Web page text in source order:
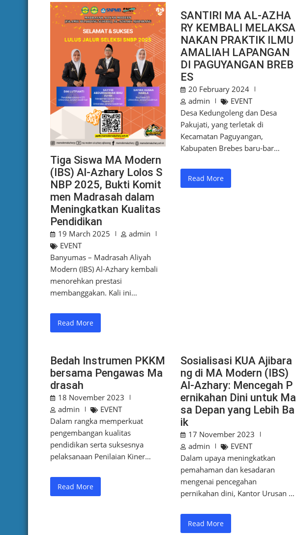
Tiga Siswa MA Modern
(IBS) Al-Azhary Lolos S
NBP 2025, Bukti Komit
men Madrasah dalam
Meningkatkan Kualitas
Pendidikan
19 March 2025
admin
EVENT
Banyumas – Madrasah Aliyah
Modern (IBS) Al-Azhary kembali
menorehkan prestasi
membanggakan. Kali ini…
Read More
SANTIRI MA AL-AZHA
RY KEMBALI MELAKSA
NAKAN PRAKTIK ILMU
AMALIAH LAPANGAN
DI PAGUYANGAN BREB
ES
20 February 2024
admin
EVENT
Desa Kedungoleng dan Desa
Pakujati, yang terletak di
Kecamatan Paguyangan,
Kabupaten Brebes baru-bar…
Read More
Bedah Instrumen PKKM
bersama Pengawas Ma
drasah
18 November 2023
admin
EVENT
Dalam rangka memperkuat
pengembangan kualitas
pendidikan serta suksesnya
pelaksanaan Penilaian Kiner…
Read More
Sosialisasi KUA Ajibara
ng di MA Modern (IBS)
Al-Azhary: Mencegah P
ernikahan Dini untuk Ma
sa Depan yang Lebih Ba
ik
17 November 2023
admin
EVENT
Dalam upaya meningkatkan
pemahaman dan kesadaran
mengenai pencegahan
pernikahan dini, Kantor Urusan …
Read More